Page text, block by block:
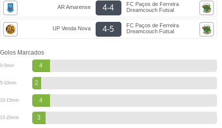
AR Amarense 4-4
FC Paços de Ferreira
Dreamcouch Futsal
UP Venda Nova 4-5
FC Paços de Ferreira
Dreamcouch Futsal
Golos Marcados
0-5min 4
5-10min 2
10-15min 4
15-20min 3